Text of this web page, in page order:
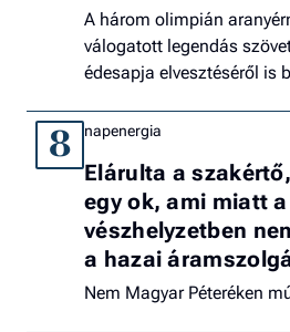
A három olimpián
válogatott legendás
édesapja elvesztéséről is
8 napenergia
Elárulta a
egy ok, ami miatt
vészhelyzetben
a hazai
Nem Magyar Péteréken